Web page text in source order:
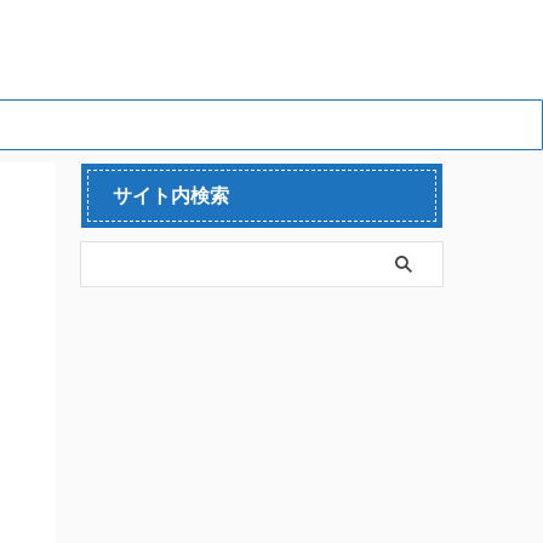
サイト内検索